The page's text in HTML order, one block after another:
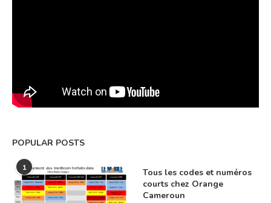
POPULAR POSTS
1
Tous les codes et numéros
courts chez Orange
Cameroun